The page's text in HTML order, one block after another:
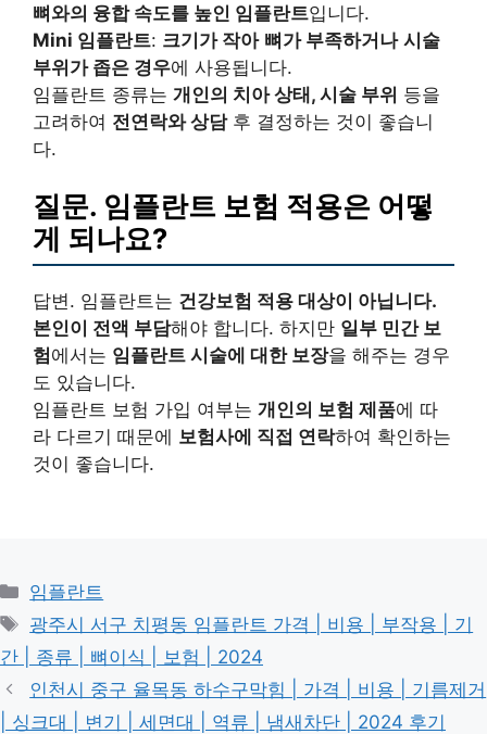
뼈와의 융합 속도를 높인 임플란트입니다.
Mini 임플란트: 크기가 작아 뼈가 부족하거나 시술
부위가 좁은 경우에 사용됩니다.
임플란트 종류는 개인의 치아 상태, 시술 부위 등을
고려하여 전연락와 상담후 결정하는 것이 좋습니
다.
질문. 임플란트 보험 적용은 어떻
게 되나요?
답변. 임플란트는 건강보험 적용 대상이 아닙니다.
본인이 전액 부담해야 합니다. 하지만 일부 민간 보
험에서는 임플란트 시술에 대한 보장을 해주는 경우
도 있습니다.
임플란트 보험 가입 여부는 개인의 보험 제품에 따
라 다르기 때문에 보험사에 직접 연락하여 확인하는
것이 좋습니다.
카
테
고
리
임플란트
태
그
광주시 서구 치평동 임플란트 가격 | 비용 | 부작용 | 기
간 | 종류 | 뼈이식 | 보험 | 2024
인천시 중구 율목동 하수구막힘 | 가격 | 비용 | 기름제거
| 싱크대 | 변기 | 세면대 | 역류 | 냄새차단 | 2024 후기